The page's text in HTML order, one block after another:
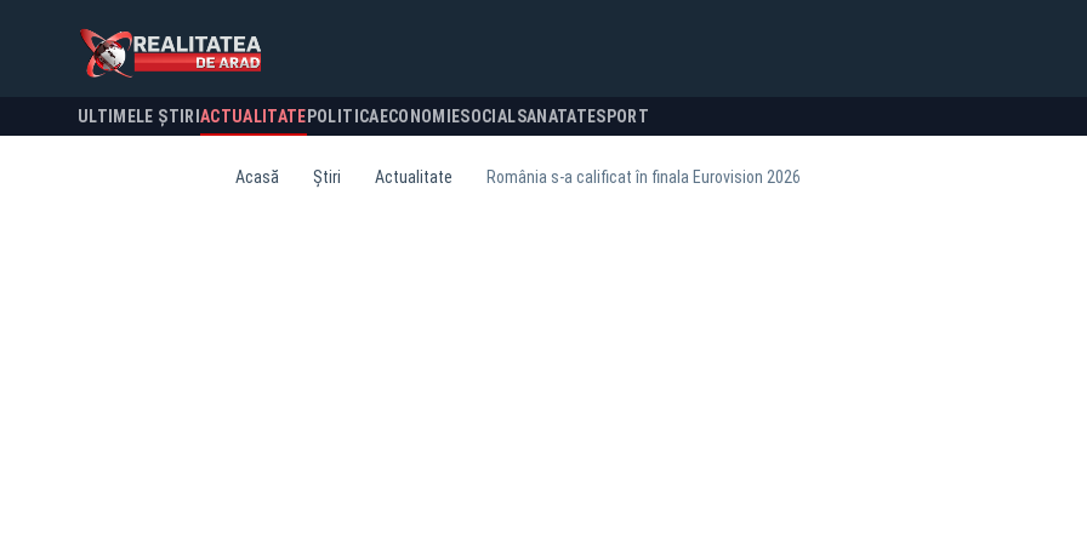
ULTIMELE ȘTIRI ACTUALITATE POLITICA ECONOMIESOCIALSANATATESPORT
Acasă Știri Actualitate România s-a calificat în finala Eurovision 2026